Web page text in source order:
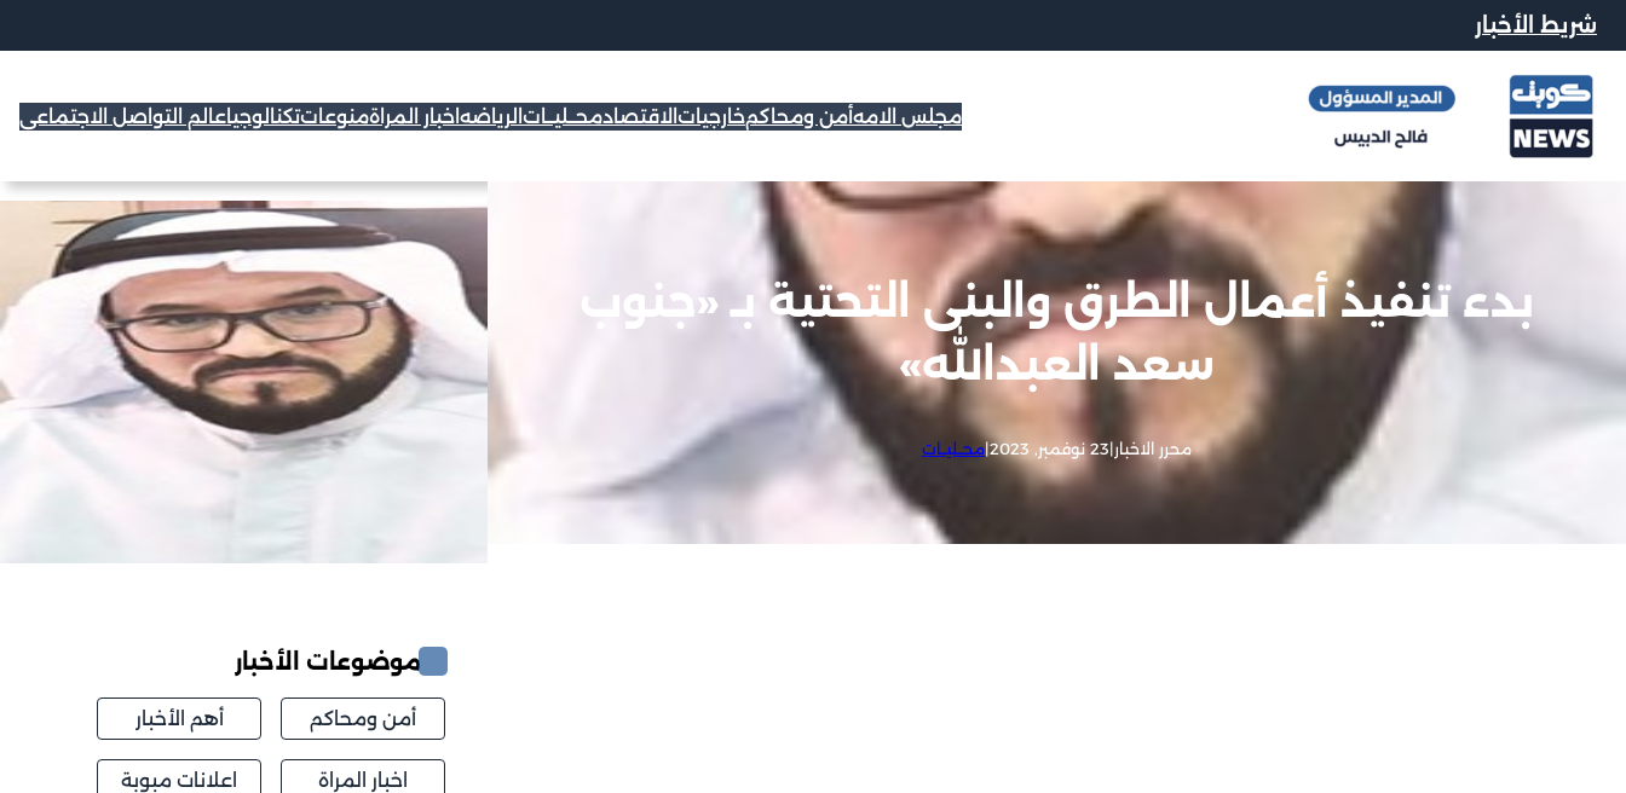
شريط الأخبار
مجلس الامهأمن ومحاكمخارجيات الاقتصادمحــليــات الرياضه اخبار المراةمنوعاتتكنالوجياعالم التواصل الاجتماعي
بدء تنفيذ أعمال الطرق والبنى التحتية بـ «جنوب
سعد العبدالله»
محرر الاخبار|23 نوفمبر, 2023 |محــليــات
موضوعات الأخبار
أمن ومحاكم أهم الأخبار
اخبار المراة اعلانات مبوبة